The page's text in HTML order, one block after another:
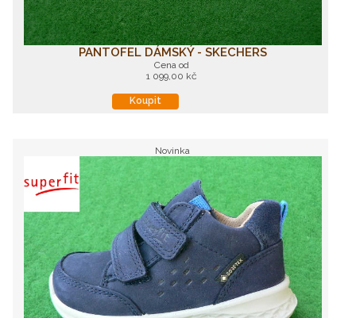
PANTOFEL DÁMSKÝ - SKECHERS
Cena od
1 099,00 kč
Koupit
Novinka